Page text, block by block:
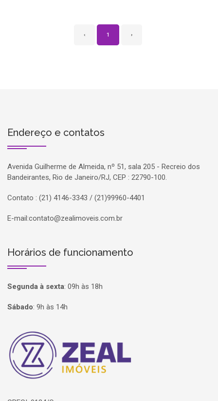
‹ 1 ›
Endereço e contatos
Avenida Guilherme de Almeida, nº 51, sala 205 - Recreio dos
Bandeirantes, Rio de Janeiro/RJ, CEP : 22790-100.
Contato : (21) 4146-3343 / (21)99960-4401
E-mail:contato@zealimoveis.com.br
Horários de funcionamento
Segunda à sexta: 09h às 18h
Sábado: 9h às 14h
Página inicial